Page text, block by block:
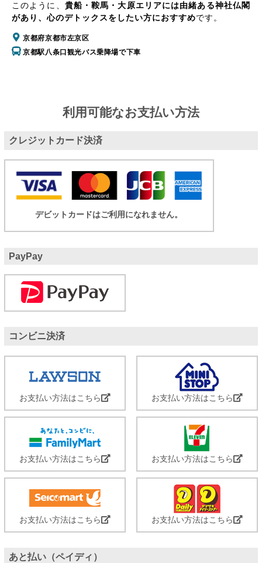
このように、 貴船・鞍馬・大原エリアには由緒ある神社仏閣
があり、心のデトックスをしたい方におすすめです。
京都府京都市左京区
京都駅八条口観光バス乗降場で下車
利用可能なお支払い方法
クレジットカード決済
デビットカードはご利用になれません。
PayPay
コンビニ決済
お支払い方法はこちら お支払い方法はこちら
お支払い方法はこちら お支払い方法はこちら
お支払い方法はこちら お支払い方法はこちら
あと払い（ペイディ）